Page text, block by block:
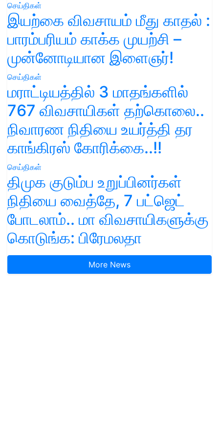
செய்திகள்
இயற்கை விவசாயம் மீது காதல் :
பாரம்பரியம் காக்க முயற்சி –
முன்னோடியான இளைஞர்!
செய்திகள்
மராட்டியத்தில் 3 மாதங்களில்
767 விவசாயிகள் தற்கொலை..
நிவாரண நிதியை உயர்த்தி தர
காங்கிரஸ் கோரிக்கை..!!
செய்திகள்
திமுக குடும்ப உறுப்பினர்கள்
நிதியை வைத்தே, 7 பட்ஜெட்
போடலாம்.. மா விவசாயிகளுக்கு
கொடுங்க: பிரேமலதா
More News